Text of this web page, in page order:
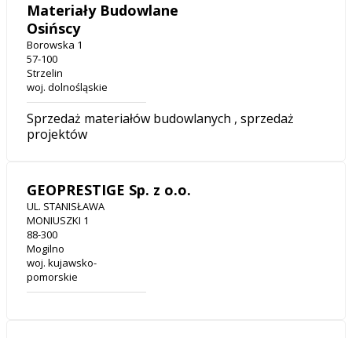
Materiały Budowlane
Osińscy
Borowska 1
57-100
Strzelin
woj. dolnośląskie
Sprzedaż materiałów budowlanych , sprzedaż
projektów
GEOPRESTIGE Sp. z o.o.
UL. STANISŁAWA
MONIUSZKI 1
88-300
Mogilno
woj. kujawsko-
pomorskie